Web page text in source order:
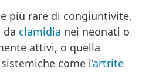
più rare di congiuntivite,
da clamidia nei neonati o
attivi, o quella
come l’artrite